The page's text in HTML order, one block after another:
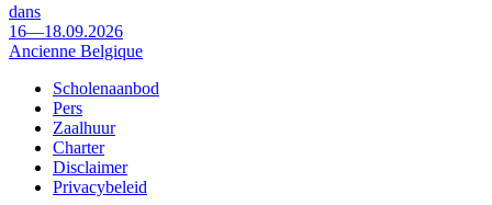
dans
16—18.09.2026
Ancienne Belgique
Footer
Scholenaanbod
Pers
Zaalhuur
Charter
Disclaimer
Privacybeleid